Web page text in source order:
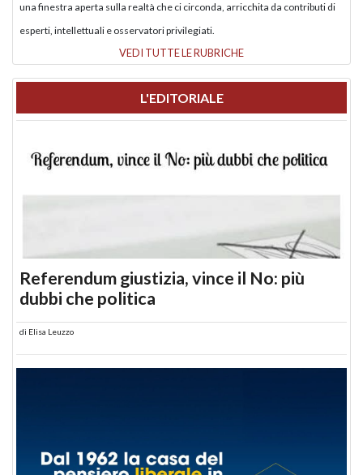
una finestra aperta sulla realtà che ci circonda, arricchita da contributi di
esperti, intellettuali e osservatori privilegiati.
VEDI TUTTE LE RUBRICHE
L'EDITORIALE
Referendum giustizia, vince il No: più
dubbi che politica
di Elisa Leuzzo